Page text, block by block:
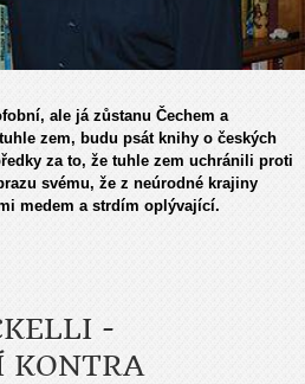
ale já zůstanu Čechem a
zem, budu psát knihy o českých
za to, že tuhle zem uchránili proti
svému, že z neúrodné krajiny
medem a strdím oplývající.
-
KONTRA